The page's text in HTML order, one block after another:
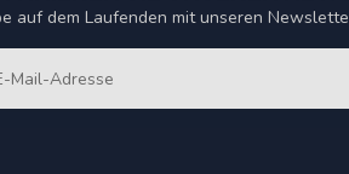
auf dem Laufenden mit unseren